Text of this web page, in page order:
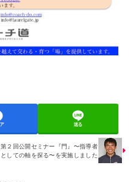
送る
第２回公開セミナー『門』〜指導者
としての軸を探る〜を実施しました